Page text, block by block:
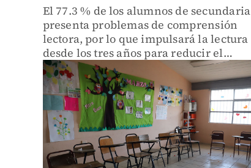
El 77.3 % de los alumnos de secundaria
presenta problemas de comprensión
lectora, por lo que impulsará la lectura
desde los tres años para reducir el
rezago.